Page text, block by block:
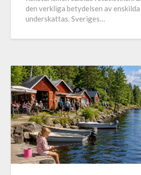
den verkliga betydelsen av
underskattas. Sveriges…